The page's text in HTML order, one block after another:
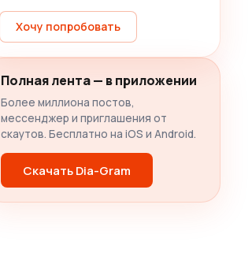
Хочу попробовать
Полная лента — в приложении
Более миллиона постов,
мессенджер и приглашения от
скаутов. Бесплатно на iOS и Android.
Скачать Dia-Gram